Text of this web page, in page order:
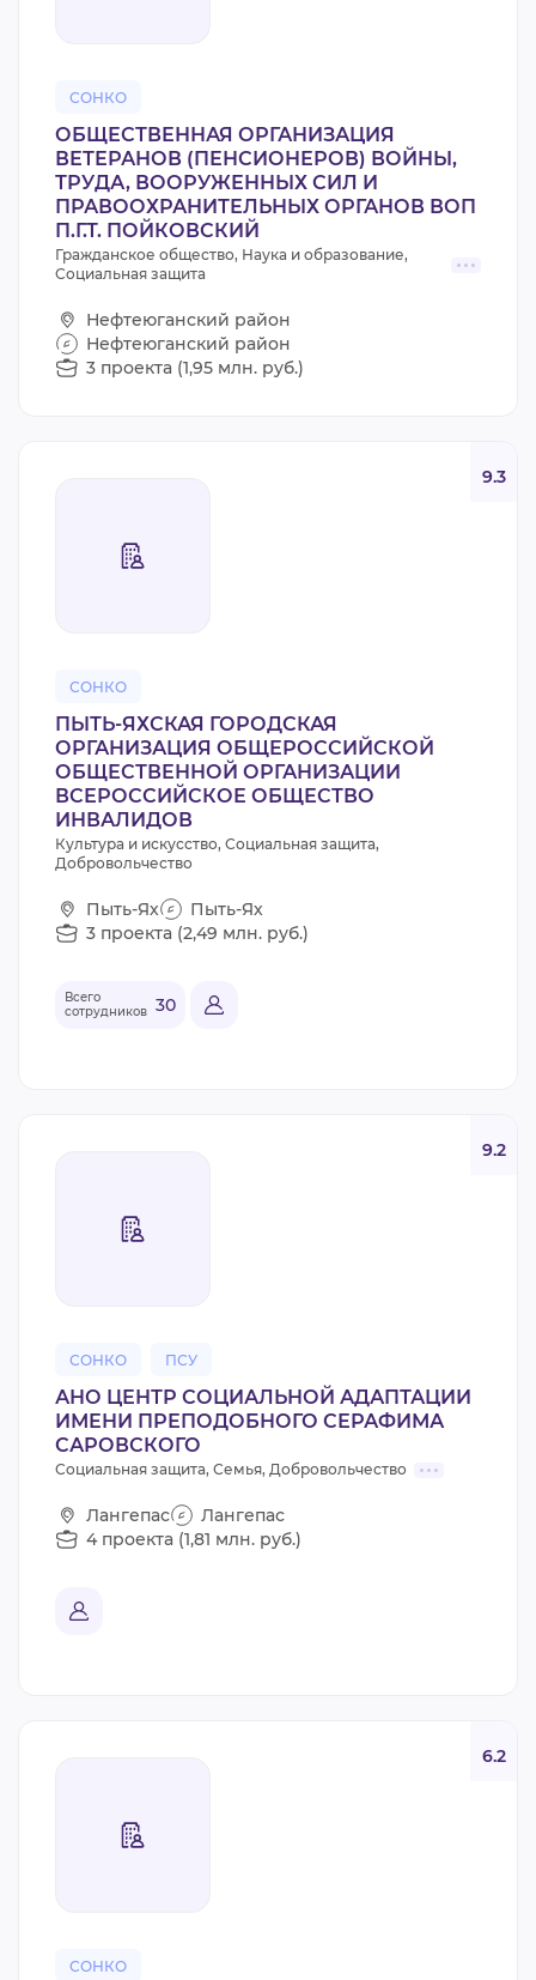
СОНКО
ОБЩЕСТВЕННАЯ ОРГАНИЗАЦИЯ
ВЕТЕРАНОВ (ПЕНСИОНЕРОВ) ВОЙНЫ,
ТРУДА, ВООРУЖЕННЫХ СИЛ И
ПРАВООХРАНИТЕЛЬНЫХ ОРГАНОВ ВОП
П.Г.Т. ПОЙКОВСКИЙ
Гражданское общество, Наука и образование,
Социальная защита
Нефтеюганский район
Нефтеюганский район
3 проекта (1,95 млн. руб.)
СОНКО
9.3
ПЫТЬ-ЯХСКАЯ ГОРОДСКАЯ
ОРГАНИЗАЦИЯ ОБЩЕРОССИЙСКОЙ
ОБЩЕСТВЕННОЙ ОРГАНИЗАЦИИ
ВСЕРОССИЙСКОЕ ОБЩЕСТВО
ИНВАЛИДОВ
Культура и искусство, Социальная защита,
Добровольчество
Пыть-Ях
Пыть-Ях
3 проекта (2,49 млн. руб.)
Всего
сотрудников 30
СОНКО ПСУ
9.2
АНО ЦЕНТР СОЦИАЛЬНОЙ АДАПТАЦИИ
ИМЕНИ ПРЕПОДОБНОГО СЕРАФИМА
САРОВСКОГО
Социальная защита, Семья, Добровольчество
Лангепас
Лангепас
4 проекта (1,81 млн. руб.)
СОНКО
6.2